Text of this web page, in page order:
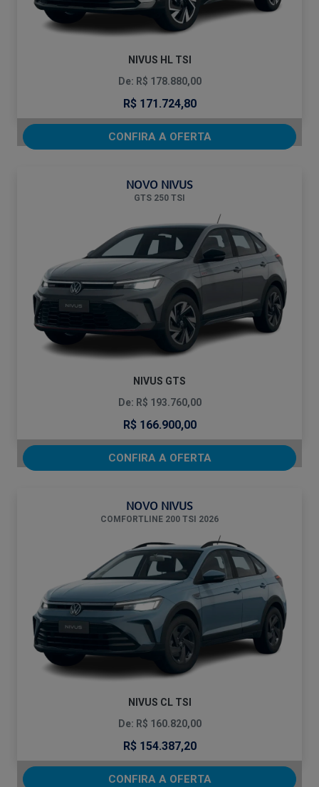
NIVUS HL TSI
De: R$ 178.880,00
R$ 171.724,80
CONFIRA A OFERTA
NOVO NIVUS
GTS 250 TSI
NIVUS GTS
De: R$ 193.760,00
R$ 166.900,00
CONFIRA A OFERTA
NOVO NIVUS
COMFORTLINE 200 TSI 2026
NIVUS CL TSI
De: R$ 160.820,00
R$ 154.387,20
CONFIRA A OFERTA